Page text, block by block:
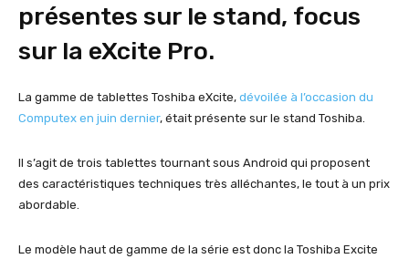
présentes sur le stand, focus
sur la eXcite Pro.
La gamme de tablettes Toshiba eXcite, dévoilée à l’occasion du
Computex en juin dernier, était présente sur le stand Toshiba.
Il s’agit de trois tablettes tournant sous Android qui proposent
des caractéristiques techniques très alléchantes, le tout à un prix
abordable.
Le modèle haut de gamme de la série est donc la Toshiba Excite